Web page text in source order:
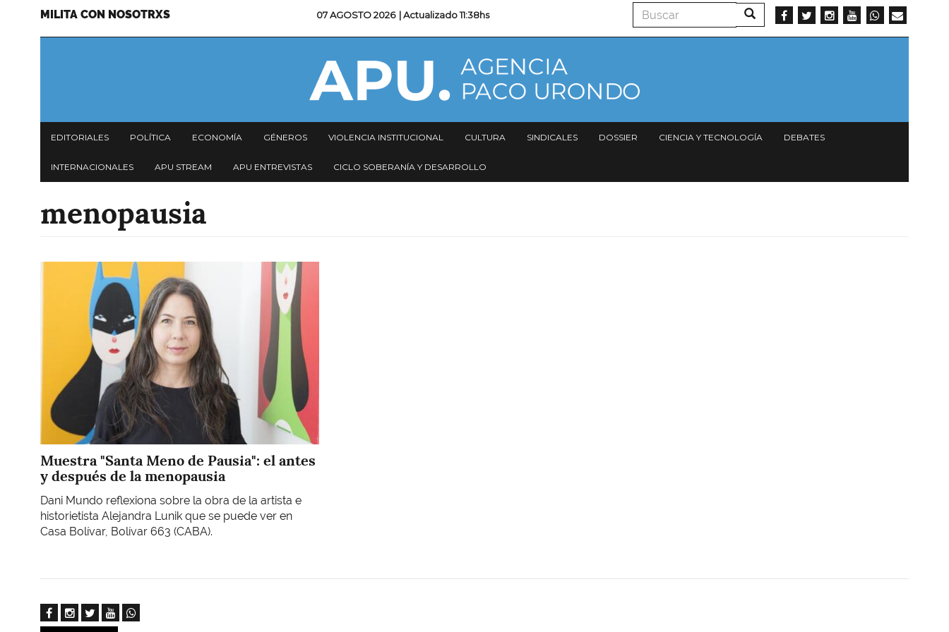
Menu
MILITA CON NOSOTRXS 07 AGOSTO 2026 | Actualizado11:38hs Buscar Buscar
Navegación
principal
EDITORIALES POLÍTICA ECONOMÍA GÉNEROS VIOLENCIA INSTITUCIONAL CULTURA SINDICALES DOSSIER CIENCIA Y TECNOLOGÍA DEBATES
INTERNACIONALES APU STREAM APU ENTREVISTAS CICLO SOBERANÍA Y DESARROLLO
menopausia
Muestra "Santa Meno de Pausia": el antes
y después de la menopausia
Dani Mundo reflexiona sobre la obra de la artista e
historietista Alejandra Lunik que se puede ver en
Casa Bolívar, Bolívar 663 (CABA).